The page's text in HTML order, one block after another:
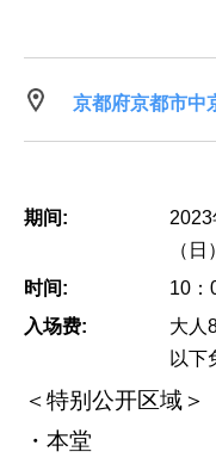
京都府京都市中
期间:
（日）
时间:
10：
入场费:
大人
以下
＜特别公开区域＞
・本堂